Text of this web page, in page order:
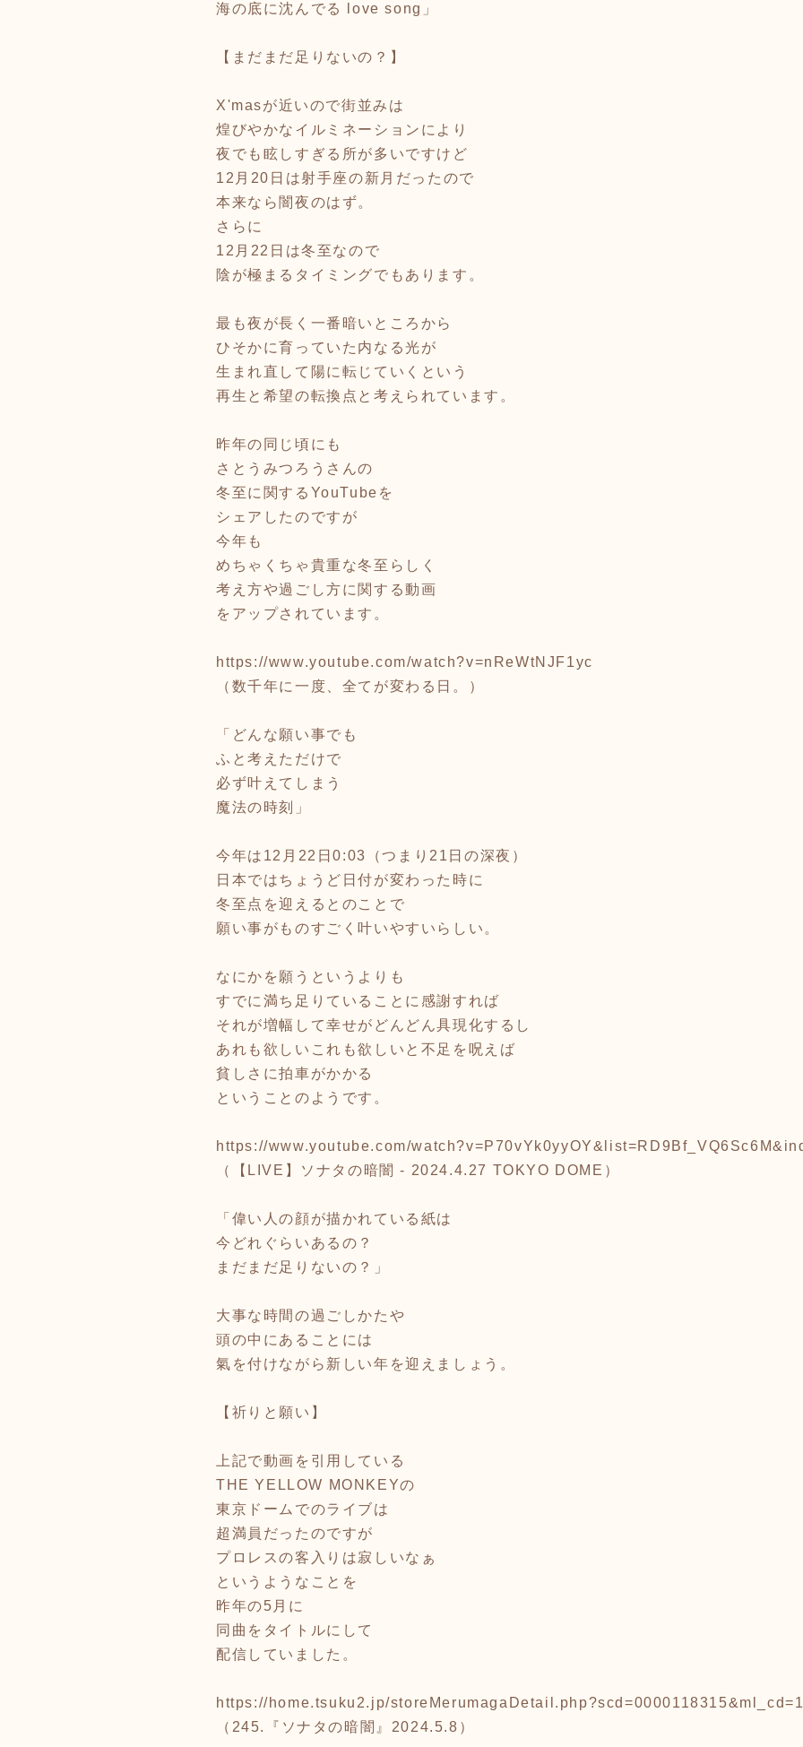
海の底に沈んでる love song」
【まだまだ足りないの？】
X'masが近いので街並みは
煌びやかなイルミネーションにより
夜でも眩しすぎる所が多いですけど
12月20日は射手座の新月だったので
本来なら闇夜のはず。
さらに
12月22日は冬至なので
陰が極まるタイミングでもあります。
最も夜が長く一番暗いところから
ひそかに育っていた内なる光が
生まれ直して陽に転じていくという
再生と希望の転換点と考えられています。
昨年の同じ頃にも
さとうみつろうさんの
冬至に関するYouTubeを
シェアしたのですが
今年も
めちゃくちゃ貴重な冬至らしく
考え方や過ごし方に関する動画
をアップされています。
https://www.youtube.com/watch?v=nReWtNJF1yc
（数千年に一度、全てが変わる日。）
「どんな願い事でも
ふと考えただけで
必ず叶えてしまう
魔法の時刻」
今年は12月22日0:03（つまり21日の深夜）
日本ではちょうど日付が変わった時に
冬至点を迎えるとのことで
願い事がものすごく叶いやすいらしい。
なにかを願うというよりも
すでに満ち足りていることに感謝すれば
それが増幅して幸せがどんどん具現化するし
あれも欲しいこれも欲しいと不足を呪えば
貧しさに拍車がかかる
ということのようです。
https://www.youtube.com/
（【LIVE】ソナタの暗闇 - 2024.4.27 TOKYO DOME）
「偉い人の顔が描かれている紙は
今どれぐらいあるの？
まだまだ足りないの？」
大事な時間の過ごしかたや
頭の中にあることには
氣を付けながら新しい年を迎えましょう。
【祈りと願い】
上記で動画を引用している
THE YELLOW MONKEYの
東京ドームでのライブは
超満員だったのですが
プロレスの客入りは寂しいなぁ
というようなことを
昨年の5月に
同曲をタイトルにして
配信していました。
https://home.tsuku2.jp/
（245.『ソナタの暗闇』2024.5.8）